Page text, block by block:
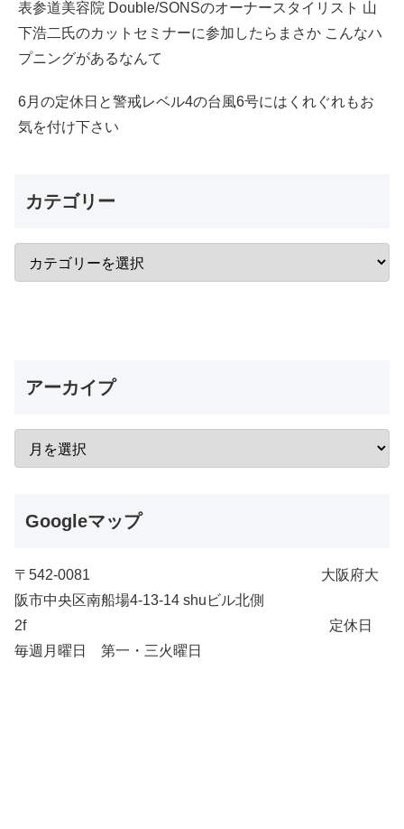
表参道美容院 Double/SONSのオーナースタイリスト 山
下浩二氏のカットセミナーに参加したらまさか こんなハ
プニングがあるなんて
6月の定休日と警戒レベル4の台風6号にはくれぐれもお
気を付け下さい
カテゴリー
アーカイプ
Googleマップ
〒542-0081 大阪府大
阪市中央区南船場4-13-14 shuビル北側
2f 定休日
毎週月曜日 第一・三火曜日